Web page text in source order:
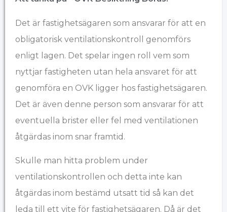
Det är fastighetsägaren som ansvarar för att en
obligatorisk ventilationskontroll genomförs
enligt lagen. Det spelar ingen roll vem som
nyttjar fastigheten utan hela ansvaret för att
genomföra en OVK ligger hos fastighetsägaren.
Det är även denne person som ansvarar för att
eventuella brister eller fel med ventilationen
åtgärdas inom snar framtid.
Skulle man hitta problem under
ventilationskontrollen och detta inte kan
åtgärdas inom bestämd utsatt tid så kan det
leda till ett vite för fastighetsägaren. Då är det